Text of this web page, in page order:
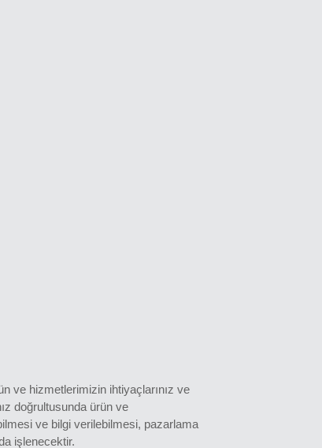
ve hizmetlerimizin ihtiyaçlarınız ve
doğrultusunda ürün ve
ve bilgi verilebilmesi, pazarlama
işlenecektir.